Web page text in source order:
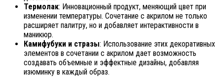
Термолак: Инновационный продукт, меняющий цвет при
изменении температуры. Сочетание с акрилом не только
расширяет палитру, но и добавляет интерактивности в
маникюр.
Камифубуки и стразы: Использование этих декоративных
элементов в сочетании с акрилом дает возможность
создавать объемные и эффектные дизайны, добавляя
изюминку в каждый образ.